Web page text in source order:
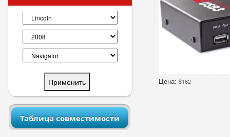
Таблица совместимости
Цена: $162